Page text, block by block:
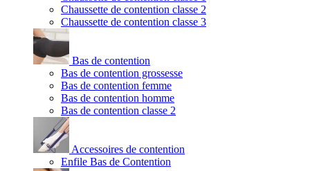
Chaussette de contention classe 2
Chaussette de contention classe 3
Bas de contention
Bas de contention grossesse
Bas de contention femme
Bas de contention homme
Bas de contention classe 2
Accessoires de contention
Enfile Bas de Contention